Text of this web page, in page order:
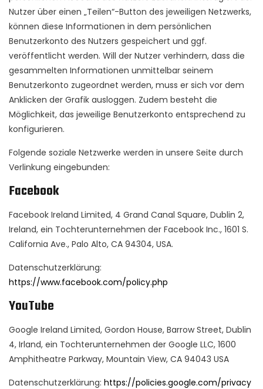
Nutzer über einen „Teilen“-Button des jeweiligen Netzwerks,
können diese Informationen in dem persönlichen
Benutzerkonto des Nutzers gespeichert und ggf.
veröffentlicht werden. Will der Nutzer verhindern, dass die
gesammelten Informationen unmittelbar seinem
Benutzerkonto zugeordnet werden, muss er sich vor dem
Anklicken der Grafik ausloggen. Zudem besteht die
Möglichkeit, das jeweilige Benutzerkonto entsprechend zu
konfigurieren.
Folgende soziale Netzwerke werden in unsere Seite durch
Verlinkung eingebunden:
Facebook
Facebook Ireland Limited, 4 Grand Canal Square, Dublin 2,
Ireland, ein Tochterunternehmen der Facebook Inc., 1601 S.
California Ave., Palo Alto, CA 94304, USA.
Datenschutzerklärung:
https://www.facebook.com/policy.php
YouTube
Google Ireland Limited, Gordon House, Barrow Street, Dublin
4, Irland, ein Tochterunternehmen der Google LLC, 1600
Amphitheatre Parkway, Mountain View, CA 94043 USA
Datenschutzerklärung: https://policies.google.com/privacy